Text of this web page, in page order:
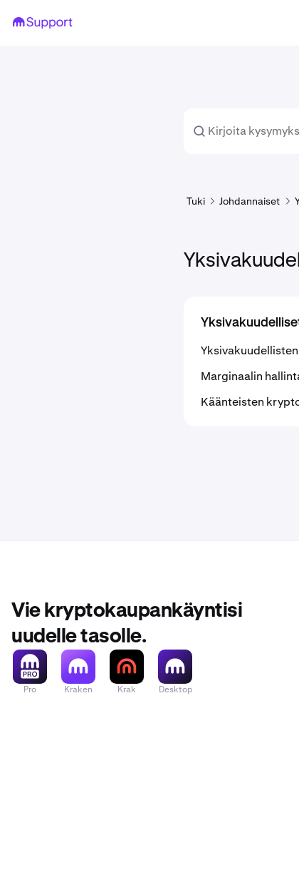
Tuki Johdannaiset
Marginaalin
Käänteisten
Vie kryptokaupankäyntisi
uudelle tasolle.
Pro Kraken Krak Desktop